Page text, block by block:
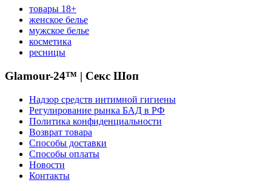
товары 18+
женское белье
мужское белье
косметика
ресницы
Glamour-24™ | Секс Шоп
Надзор средств интимной гигиены
Регулирование рынка БАД в РФ
Политика конфиденциальности
Возврат товара
Способы доставки
Способы оплаты
Новости
Контакты